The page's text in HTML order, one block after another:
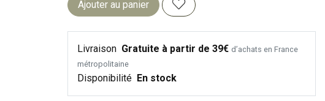
Ajouter au panier
Livraison Gratuite à partir de 39€ d’achats en France
métropolitaine
Disponibilité En stock